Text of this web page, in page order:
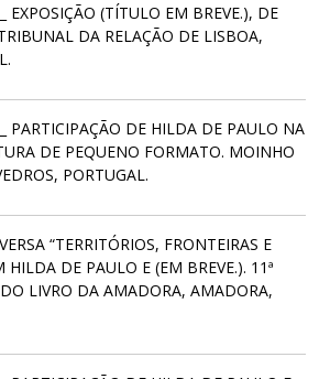
(TÍTULO EM BREVE.), DE
DA RELAÇÃO DE LISBOA,
PARTICIPAÇÃO DE HILDA DE PAULO NA
DE PEQUENO FORMATO. MOINHO
PORTUGAL.
“TERRITÓRIOS, FRONTEIRAS E
HILDA DE PAULO E (EM BREVE.). 11ª
LIVRO DA AMADORA, AMADORA,